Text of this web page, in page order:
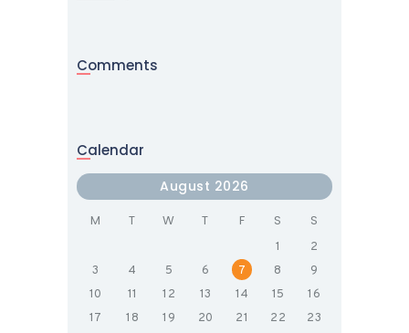
Comments
Calendar
August 2026
M T W T F S S
1
2
3
4 5 6 7 8
9
10
11 12 13 14 15
16
17
18 19 20 21 22
23